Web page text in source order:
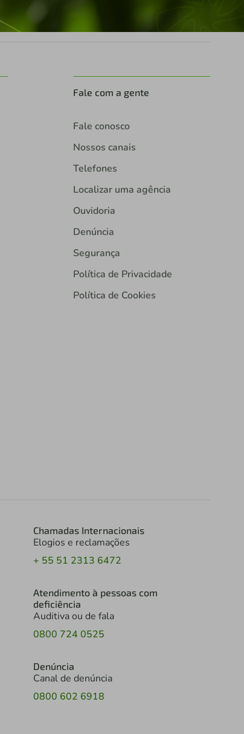
Fale com a gente
Fale conosco
Nossos canais
Telefones
Localizar uma agência
Ouvidoria
Denúncia
Segurança
Política de Privacidade
Política de Cookies
Chamadas Internacionais
Elogios e reclamações
+ 55 51 2313 6472
Atendimento à pessoas com
deficiência
Auditiva ou de fala
0800 724 0525
Denúncia
Canal de denúncia
0800 602 6918